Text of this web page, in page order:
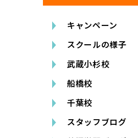
キャンペーン
スクールの様子
武蔵小杉校
船橋校
千葉校
スタッフブログ